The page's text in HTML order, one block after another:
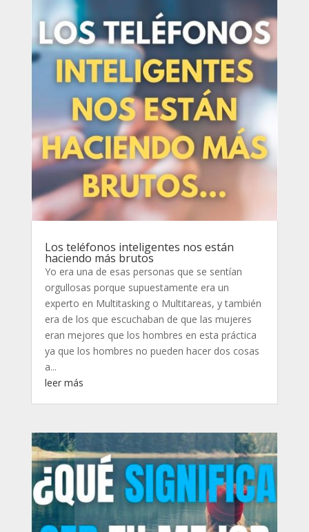
Los teléfonos inteligentes nos están
haciendo más brutos
Yo era una de esas personas que se sentían
orgullosas porque supuestamente era un
experto en Multitasking o Multitareas, y también
era de los que escuchaban de que las mujeres
eran mejores que los hombres en esta práctica
ya que los hombres no pueden hacer dos cosas
a...
leer más